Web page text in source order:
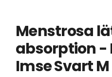
Menstrosa
absorption -
Imse Svart M